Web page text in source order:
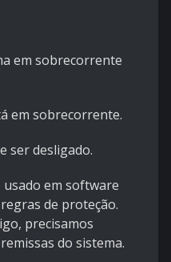
em sobrecorrente
em sobrecorrente.
ser desligado.
usado em software
de proteção.
precisamos
do sistema.